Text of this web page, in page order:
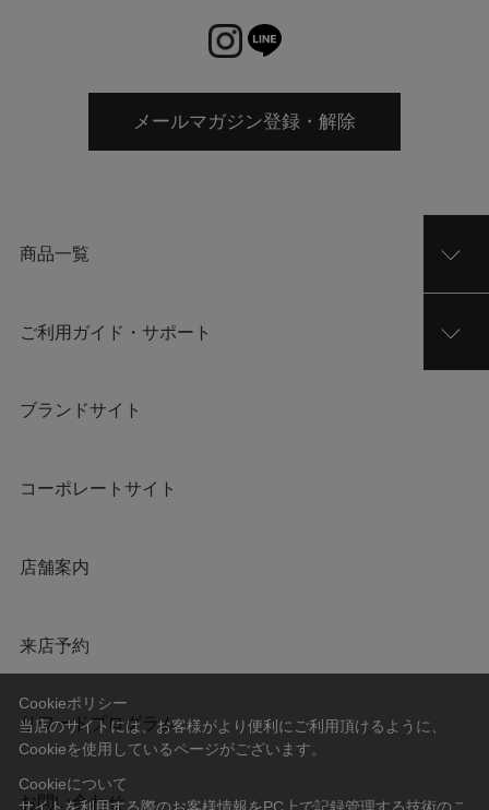
メールマガジン登録・解除
商品一覧
ご利用ガイド・サポート
ブランドサイト
コーポレートサイト
店舗案内
来店予約
リワードプログラム
お問い合わせ
Cookieポリシー
当店のサイトには、お客様がより便利にご利用頂けるように、
Cookieを使用しているページがございます。
Cookieについて